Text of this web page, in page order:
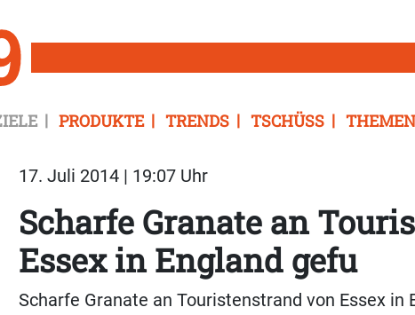
PRODUKTE TRENDS TSCHÜSS
17. Juli 2014 | 19:07 Uhr
Scharfe Granate an
Essex in England gefu
Scharfe Granate an Touristenstrand von Essex in